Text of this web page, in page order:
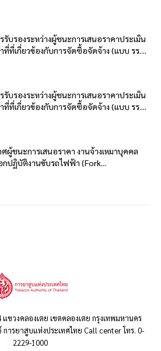
รับรองระหว่างผู้ชนะการเสนอราคาประเมิน
ที่ที่เกี่ยวข้องกับการจัดซื้อจัดจ้าง (แบบ รร....
รับรองระหว่างผู้ชนะการเสนอราคาประเมิน
ที่ที่เกี่ยวข้องกับการจัดซื้อจัดจ้าง (แบบ รร....
ผู้ชนะการเสนอราคา งานจ้างเหมาบุคคล
กปฏิบัติงานขับรถไฟฟ้า (Fork...
ขวงคลองเตย เขตคลองเตย กรุงเทพมหานคร
ารยาสูบแห่งประเทศไทย Call center โทร. 0-
2229-1000